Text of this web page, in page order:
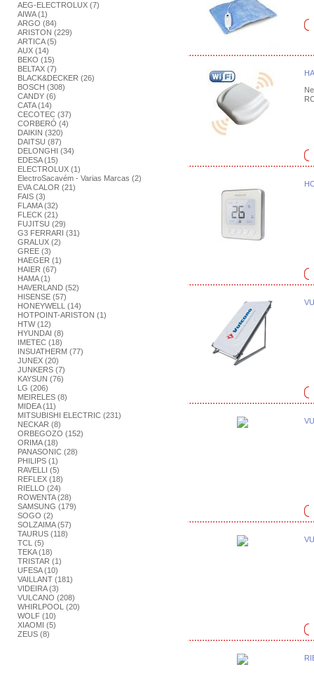
AEG-ELECTROLUX (7)
AIWA (1)
ARGO (84)
ARISTON (229)
ARTICA (5)
AUX (14)
BEKO (15)
BELTAX (7)
BLACK&DECKER (26)
BOSCH (308)
CANDY (6)
CATA (14)
CECOTEC (37)
CORBERÓ (4)
DAIKIN (320)
DAITSU (87)
DELONGHI (34)
EDESA (15)
ELECTROLUX (1)
ElectroSacavém - Varias Marcas (2)
EVA CALOR (21)
FAIS (3)
FLAMA (32)
FLECK (21)
FUJITSU (29)
G3 FERRARI (31)
GRALUX (2)
GREE (3)
HAEGER (1)
HAIER (67)
HAMA (1)
HAVERLAND (52)
HISENSE (57)
HONEYWELL (14)
HOTPOINT-ARISTON (1)
HTW (12)
HYUNDAI (8)
IMETEC (18)
INSUATHERM (77)
JUNEX (20)
JUNKERS (7)
KAYSUN (76)
LG (206)
MEIRELES (8)
MIDEA (11)
MITSUBISHI ELECTRIC (231)
NECKAR (8)
ORBEGOZO (152)
ORIMA (18)
PANASONIC (28)
PHILIPS (1)
RAVELLI (5)
REFLEX (18)
RIELLO (24)
ROWENTA (28)
SAMSUNG (179)
SOGO (2)
SOLZAIMA (57)
TAURUS (118)
TCL (5)
TEKA (18)
TRISTAR (1)
UFESA (10)
VAILLANT (181)
VIDEIRA (3)
VULCANO (208)
WHIRLPOOL (20)
WOLF (10)
XIAOMI (5)
ZEUS (8)